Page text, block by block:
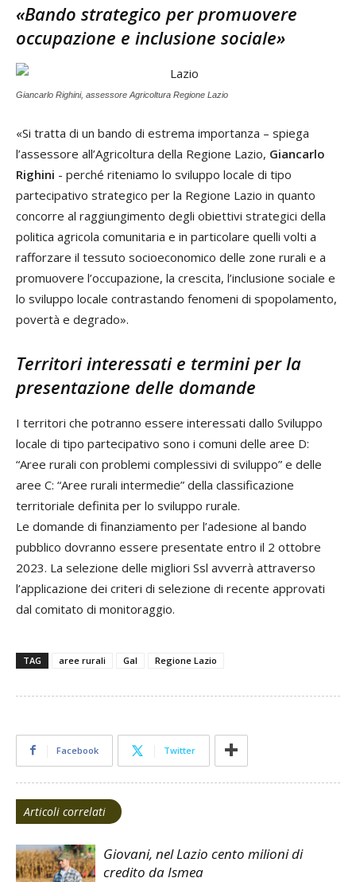
«Bando strategico per promuovere
occupazione e inclusione sociale»
Giancarlo Righini, assessore Agricoltura Regione Lazio
«Si tratta di un bando di estrema importanza – spiega
l’assessore all’Agricoltura della Regione Lazio, Giancarlo
Righini - perché riteniamo lo sviluppo locale di tipo
partecipativo strategico per la Regione Lazio in quanto
concorre al raggiungimento degli obiettivi strategici della
politica agricola comunitaria e in particolare quelli volti a
rafforzare il tessuto socioeconomico delle zone rurali e a
promuovere l’occupazione, la crescita, l’inclusione sociale e
lo sviluppo locale contrastando fenomeni di spopolamento,
povertà e degrado».
Territori interessati e termini per la
presentazione delle domande
I territori che potranno essere interessati dallo Sviluppo
locale di tipo partecipativo sono i comuni delle aree D:
“Aree rurali con problemi complessivi di sviluppo” e delle
aree C: “Aree rurali intermedie” della classificazione
territoriale definita per lo sviluppo rurale.
Le domande di finanziamento per l’adesione al bando
pubblico dovranno essere presentate entro il 2 ottobre
2023. La selezione delle migliori Ssl avverrà attraverso
l’applicazione dei criteri di selezione di recente approvati
dal comitato di monitoraggio.
TAG aree rurali Gal Regione Lazio
Facebook Twitter
Articoli correlati
Giovani, nel Lazio cento milioni di
credito da Ismea